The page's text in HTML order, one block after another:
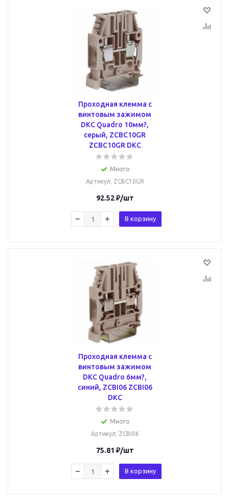
Проходная клемма с
винтовым зажимом
DKC Quadro 10мм?,
серый, ZCBC10GR
ZCBC10GR DKC
Много
Артикул: ZCBC10GR
92.52₽/шт
В корзину
Проходная клемма с
винтовым зажимом
DKC Quadro 6мм?,
синий, ZCBI06 ZCBI06
DKC
Много
Артикул: ZCBI06
75.81 ₽/шт
В корзину